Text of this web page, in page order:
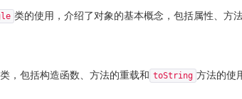
类的使用，介绍了对象的基本概念，包括属性、方
，包括构造函数、方法的重载和 toString 方法的使